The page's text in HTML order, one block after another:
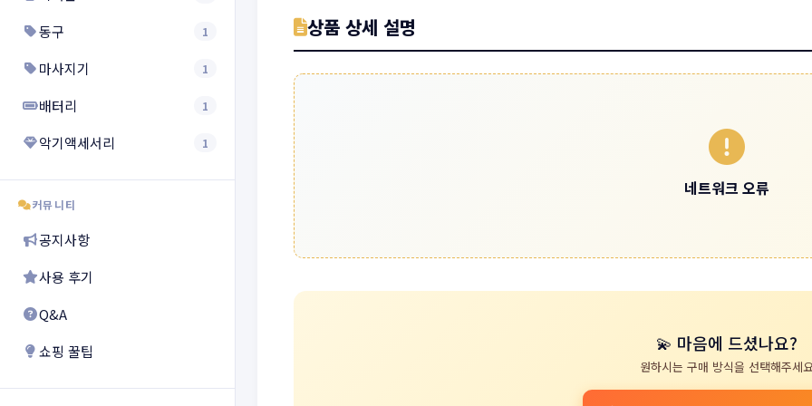
동구 1
마사지기 1
배터리 1
악기액세서리 1
커뮤니티
공지사항
사용 후기
Q&A
쇼핑 꿀팁
상품 상세 설명
네트워크 오류
💫 마음에 드셨나요?
원하시는 구매 방식을 선택해주세